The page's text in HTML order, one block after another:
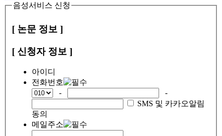
음성서비스 신청
[ 논문 정보 ]
[ 신청자 정보 ]
아이디
전화번호
-
-
SMS 및 카카오알림
동의
메일주소